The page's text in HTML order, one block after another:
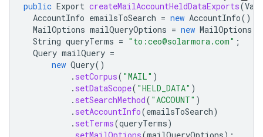
public Export createMailAccountHeldDataExports(
AccountInfo emailsToSearch = new AccountInfo().
MailOptions mailQueryOptions = new MailOptions
String queryTerms = "to:ceo@solarmora.com" ;
Query mailQuery =
new Query()
. setCorpus( "MAIL" )
. setDataScope( "HELD_DATA" )
. setSearchMethod( "ACCOUNT" )
. setAccountInfo(emailsToSearch)
. setTerms(queryTerms)